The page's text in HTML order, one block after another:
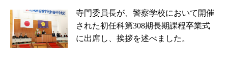
寺門委員長が、警察学校において開催
された初任科第308期長期課程卒業式
に出席し、挨拶を述べました。